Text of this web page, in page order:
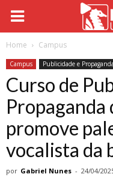
Home Campus
Campus Publicidade e Propaganda
Curso de
Propaganda
promove
vocalista da
por Gabriel Nunes - 24/04/